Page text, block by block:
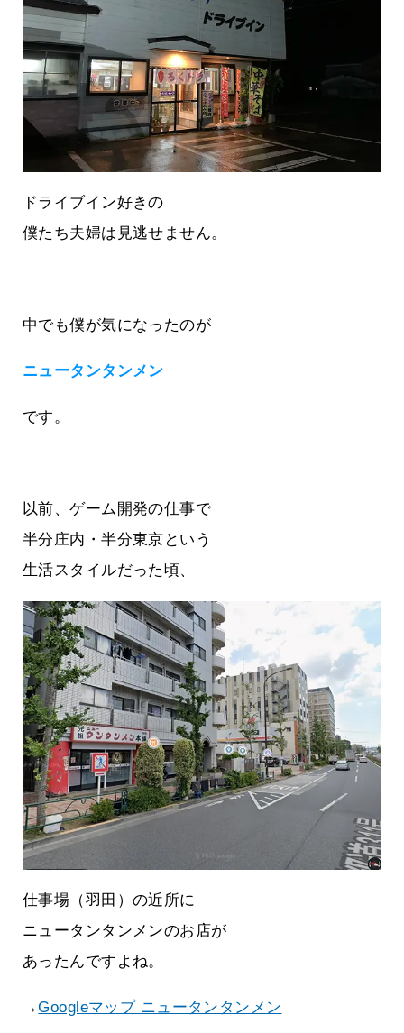
ドライブイン好きの
僕たち夫婦は見逃せません。
中でも僕が気になったのが
ニュータンタンメン
です。
以前、ゲーム開発の仕事で
半分庄内・半分東京という
生活スタイルだった頃、
仕事場（羽田）の近所に
ニュータンタンメンのお店が
あったんですよね。
→Googleマップ ニュータンタンメン